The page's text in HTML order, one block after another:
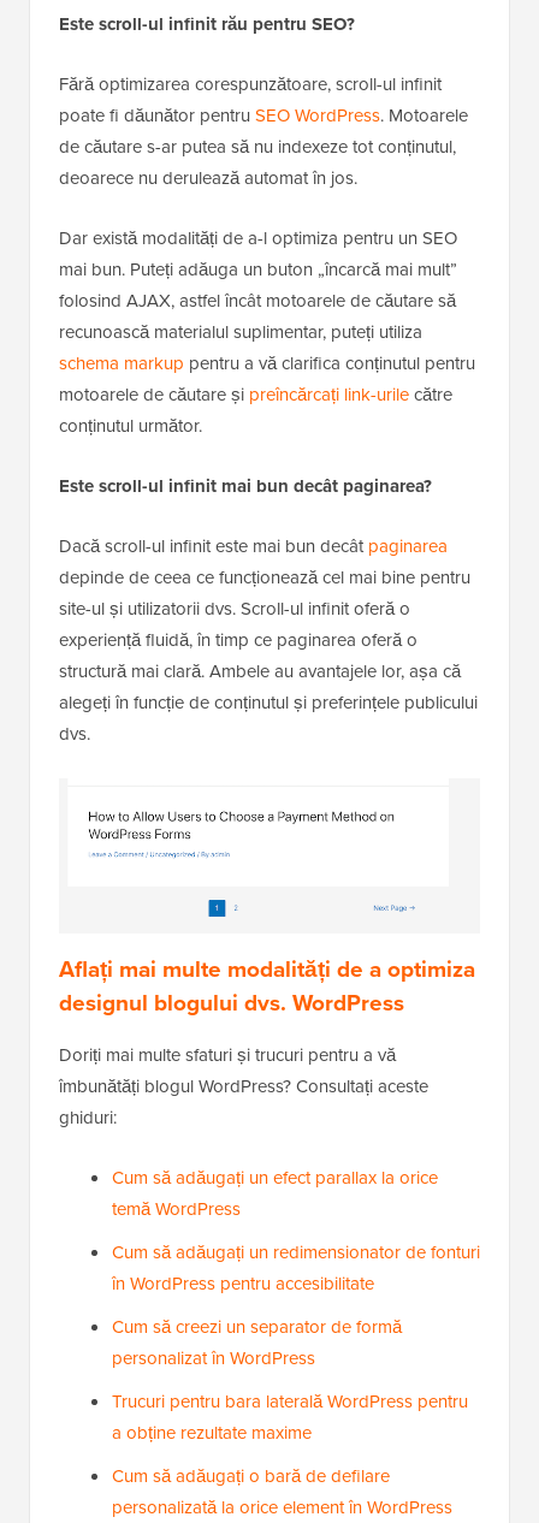
Este scroll-ul infinit rău pentru SEO?
Fără optimizarea corespunzătoare, scroll-ul infinit
poate fi dăunător pentru SEO WordPress. Motoarele
de căutare s-ar putea să nu indexeze tot conținutul,
deoarece nu derulează automat în jos.
Dar există modalități de a-l optimiza pentru un SEO
mai bun. Puteți adăuga un buton „încarcă mai mult”
folosind AJAX, astfel încât motoarele de căutare să
recunoască materialul suplimentar, puteți utiliza
schema markup pentru a vă clarifica conținutul pentru
motoarele de căutare și preîncărcați link-urilecătre
conținutul următor.
Este scroll-ul infinit mai bun decât paginarea?
Dacă scroll-ul infinit este mai bun decâtpaginarea
depinde de ceea ce funcționează cel mai bine pentru
site-ul și utilizatorii dvs. Scroll-ul infinit oferă o
experiență fluidă, în timp ce paginarea oferă o
structură mai clară. Ambele au avantajele lor, așa că
alegeți în funcție de conținutul și preferințele publicului
dvs.
Aflați mai multe modalități de a optimiza
designul blogului dvs. WordPress
Doriți mai multe sfaturi și trucuri pentru a vă
îmbunătăți blogul WordPress? Consultați aceste
ghiduri:
Cum să adăugați un efect parallax la orice
temă WordPress
Cum să adăugați un redimensionator de fonturi
în WordPress pentru accesibilitate
Cum să creezi un separator de formă
personalizat în WordPress
Trucuri pentru bara laterală WordPress pentru
a obține rezultate maxime
Cum să adăugați o bară de defilare
personalizată la orice element în WordPress